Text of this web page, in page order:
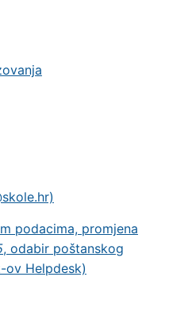
podacima, promjena
, odabir poštanskog
ov Helpdesk)